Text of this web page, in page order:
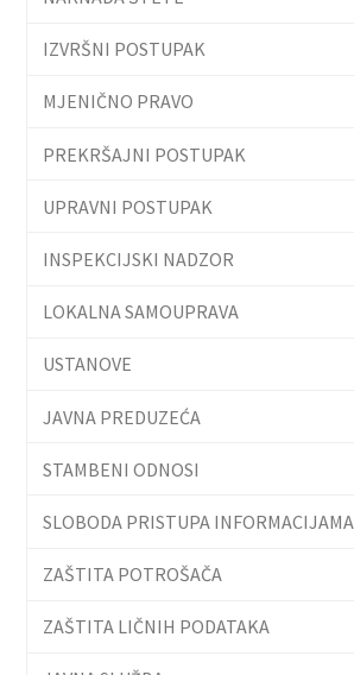
IZVRŠNI POSTUPAK
MJENIČNO PRAVO
PREKRŠAJNI POSTUPAK
UPRAVNI POSTUPAK
INSPEKCIJSKI NADZOR
LOKALNA SAMOUPRAVA
USTANOVE
JAVNA PREDUZEĆA
STAMBENI ODNOSI
SLOBODA PRISTUPA INFORMACIJAMA
ZAŠTITA POTROŠAČA
ZAŠTITA LIČNIH PODATAKA